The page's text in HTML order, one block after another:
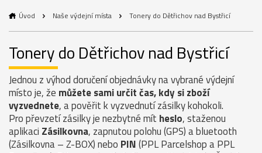
Úvod Naše výdejní místa Tonery do Dětřichov nad Bystřicí
Tonery do Dětřichov nad Bystřicí
Jednou z výhod doručení objednávky na vybrané výdejní
místo je, že můžete sami určit čas, kdy si zboží
vyzvednete, a pověřit k vyzvednutí zásilky kohokoli.
Pro převzetí zásilky je nezbytné mít heslo, staženou
aplikaci Zásilkovna, zapnutou polohu (GPS) a bluetooth
(Zásilkovna – Z-BOX) nebo PIN(PPL Parcelshop a PPL